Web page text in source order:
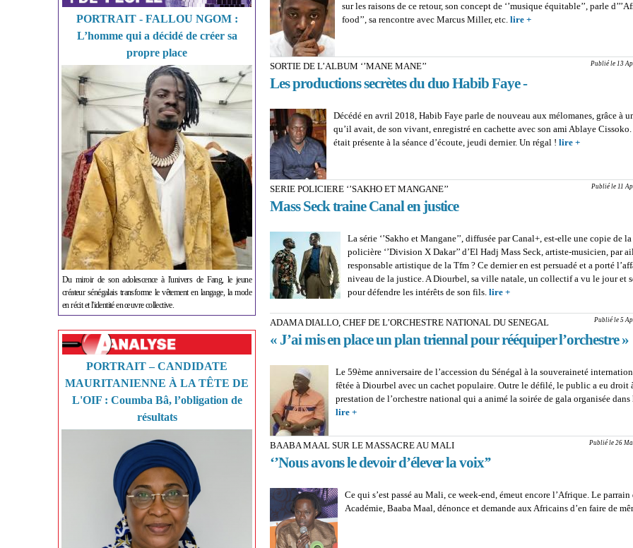
PORTRAIT - FALLOU NGOM :
L’homme qui a décidé de créer sa
propre place
Du miroir de son adolescence à l'univers de Fang, le jeune
créateur sénégalais transforme le vêtement en langage, la mode
en récit et l'identité en œuvre collective.
PORTRAIT – CANDIDATE
MAURITANIENNE À LA TÊTE DE
L'OIF : Coumba Bâ, l’obligation de
résultats
sur les raisons de ce retour, son concept de ‘’musique équitable’’, parle
food’’, sa rencontre avec Marcus Miller, etc. lire +
Faye à la basse’’Publié le 13
SORTIE DE L’ALBUM ‘’MANE MANE’’
Les productions secrètes du duo Habib Faye -
Décédé en avril 2018, Habib Faye parle de nouveau aux mélomanes, grâce à
qu’il avait, de son vivant, enregistré en cachette avec son ami Ablaye Cissoko.
était présente à la séance d’écoute, jeudi dernier. Un régal ! lire +
productions
Publié le 11
SERIE POLICIERE ‘’SAKHO ET MANGANE’’
Mass Seck traine Canal en justice
La série ‘’Sakho et Mangane’’, diffusée par Canal+, est-elle une copie de
policière ‘’Division X Dakar’’ d’El Hadj Mass Seck, artiste-musicien, par
responsable artistique de la Tfm ? Ce dernier en est persuadé et a porté
niveau de la justice. A Diourbel, sa ville natale, un collectif a vu le jour et
pour défendre les intérêts de son fils. lire +
justice
Publié le 5
ADAMA DIALLO, CHEF DE L’ORCHESTRE NATIONAL DU SENEGAL
« J’ai mis en place un plan triennal pour rééquiper l’orchestre »
Le 59ème anniversaire de l’accession du Sénégal à la souveraineté
fêtée à Diourbel avec un cachet populaire. Outre le défilé, le public a eu droit
prestation de l’orchestre national qui a animé la soirée de gala organisée
lire +
Publié le 26
BAABA MAAL SUR LE MASSACRE AU MALI
‘’Nous avons le devoir d’élever la voix’’
Ce qui s’est passé au Mali, ce week-end, émeut encore l’Afrique. Le
Académie, Baaba Maal, dénonce et demande aux Africains d’en faire de